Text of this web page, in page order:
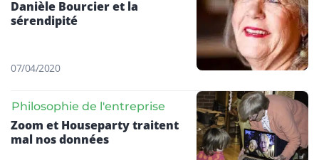
Danièle Bourcier et la
sérendipité
07/04/2020
Philosophie de l'entreprise
Zoom et Houseparty traitent
mal nos données